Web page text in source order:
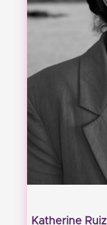
Katherine Ruiz